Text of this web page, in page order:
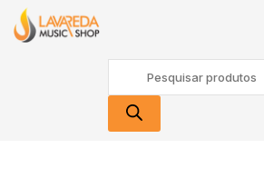
content
search